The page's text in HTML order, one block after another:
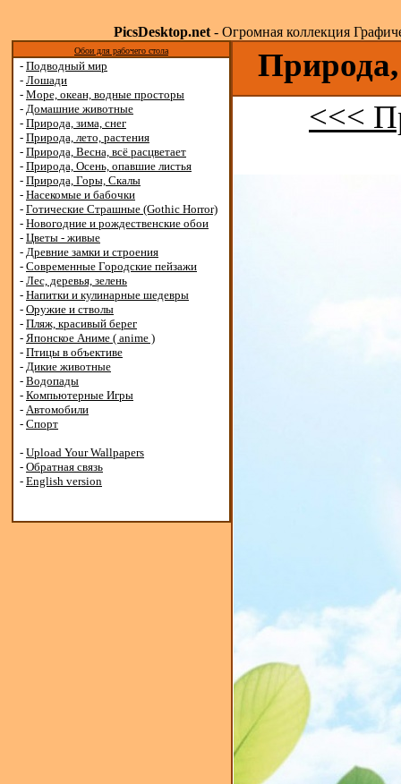
PicsDesktop.net- Огромная коллекция
Обои для рабочего стола
- Подводный мир
- Лошади
- Море, океан, водные просторы
- Домашние животные
- Природа, зима, снег
- Природа, лето, растения
- Природа, Весна, всё расцветает
- Природа, Осень, опавшие листья
- Природа, Горы, Скалы
- Насекомые и бабочки
- Готические Страшные (Gothic Horror)
- Новогодние и рождественские обои
- Цветы - живые
- Древние замки и строения
- Современные Городские пейзажи
- Лес, деревья, зелень
- Напитки и кулинарные шедевры
- Оружие и стволы
- Пляж, красивый берег
- Японское Аниме ( anime )
- Птицы в объективе
- Дикие животные
- Водопады
- Компьютерные Игры
- Автомобили
- Спорт
- Upload Your Wallpapers
- Обратная связь
- English version
Природа,
<<<